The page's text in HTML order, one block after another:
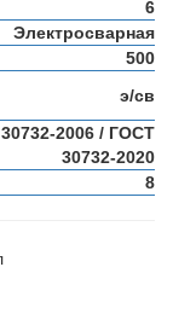
6
Электросварная
500
э/св
2006 / ГОСТ
30732-2020
8